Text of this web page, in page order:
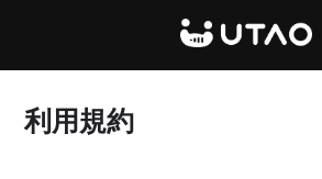
利用規約